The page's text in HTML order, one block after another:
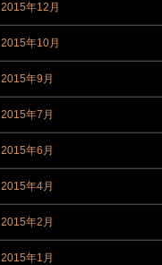
2015年12月
2015年10月
2015年9月
2015年7月
2015年6月
2015年4月
2015年2月
2015年1月